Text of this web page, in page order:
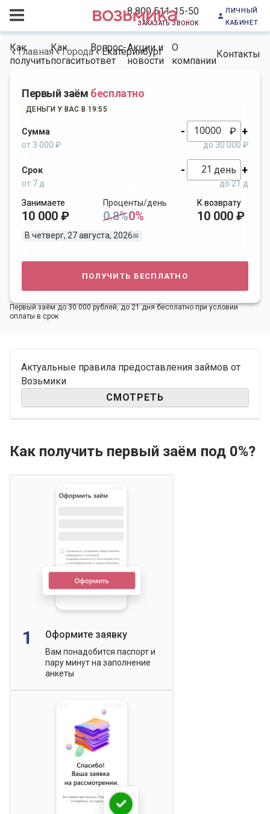
8 800 511-15-50
заказать звонок
личный
кабинет
Как
получить
Как
погасить
Вопрос-
ответ
Акции и
новости
О
компании
Контакты
Главная Города Екатеринбург
Первый заём бесплатно
ДЕНЬГИ У ВАС В 19:55
Сумма - ₽ +
от 3 000 ₽ до 30 000 ₽
Срок - день +
от 7 д
до 21 д
Занимаете
10 000 ₽
Проценты/день
0.8%0%
К возврату
10 000 ₽
В четверг, 27 августа, 2026
получить бесплатно
Первый заём до 30 000 рублей, до 21 дня бесплатно при условии
оплаты в срок
Актуальные правила предоставления займов от
Возьмики
СМОТРЕТЬ
Как получить первый заём под 0%?
1 Оформите заявку
Вам понадобится паспорт и
пару минут на заполнение
анкеты